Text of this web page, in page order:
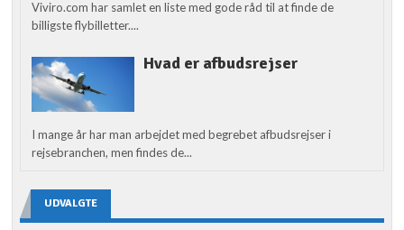
Viviro.com har samlet en liste med gode råd til at finde de
billigste flybilletter....
Hvad er afbudsrejser
I mange år har man arbejdet med begrebet afbudsrejser i
rejsebranchen, men findes de...
UDVALGTE